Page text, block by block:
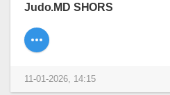
Judo.MD SHORS
11-01-2026, 14:15